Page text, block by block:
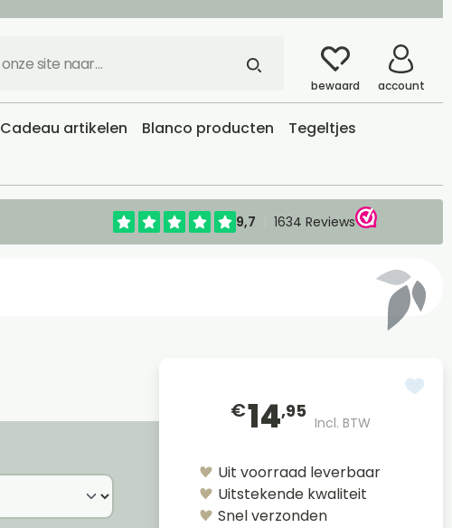
bewaard account
Cadeau artikelen Blanco producten
Tegeltjes
€14,95
Incl. BTW
Uit voorraad leverbaar
Uitstekende kwaliteit
Snel verzonden